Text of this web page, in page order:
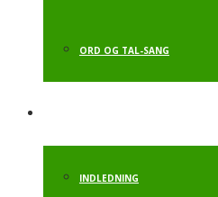
ORD OG TAL-SANG
INDLEDNING